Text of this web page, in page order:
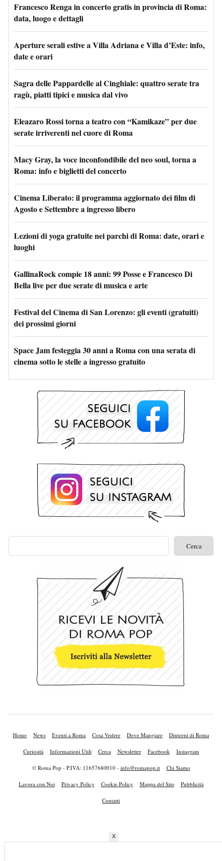
Francesco Renga in concerto gratis in provincia di Roma:
data, luogo e dettagli
Aperture serali estive a Villa Adriana e Villa d’Este: info,
date e orari
Sagra delle Pappardelle al Cinghiale: quattro serate tra
ragù, piatti tipici e musica dal vivo
Eleazaro Rossi torna a teatro con “Kamikaze” per due
serate irriverenti nel cuore di Roma
Macy Gray, la voce inconfondibile del neo soul, torna a
Roma: info e biglietti del concerto
Cinema Liberato: il programma aggiornato dei film di
Agosto e Settembre a ingresso libero
Lezioni di yoga gratuite nei parchi di Roma: date, orari e
luoghi
GallinaRock compie 18 anni: 99 Posse e Francesco Di
Bella live per due serate di musica e arte
Festival del Cinema di San Lorenzo: gli eventi (gratuiti)
dei prossimi giorni
Space Jam festeggia 30 anni a Roma con una serata di
cinema sotto le stelle a ingresso gratuito
Home News Eventi a Roma Cosa Vedere Dove Mangiare Dintorni di Roma
Curiosità Informazioni Utili Cerca Newsletter Facebook Instagram
© Roma Pop - P.IVA: 11657680010 - info@romapop.it Chi Siamo
Lavora con Noi Privacy Policy Cookie Policy Mappa del Sito Pubblicità
Contatti
X